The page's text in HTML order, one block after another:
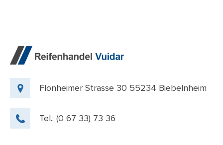
Flonheimer Strasse 30 55234 Biebelnheim
Tel.: (0 67 33) 73 36